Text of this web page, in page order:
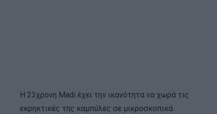
Η 23χρονη Madi έχει την ικανότητα να χωρά τις
εκρηκτικές της καμπύλες σε μικροσκοπικά